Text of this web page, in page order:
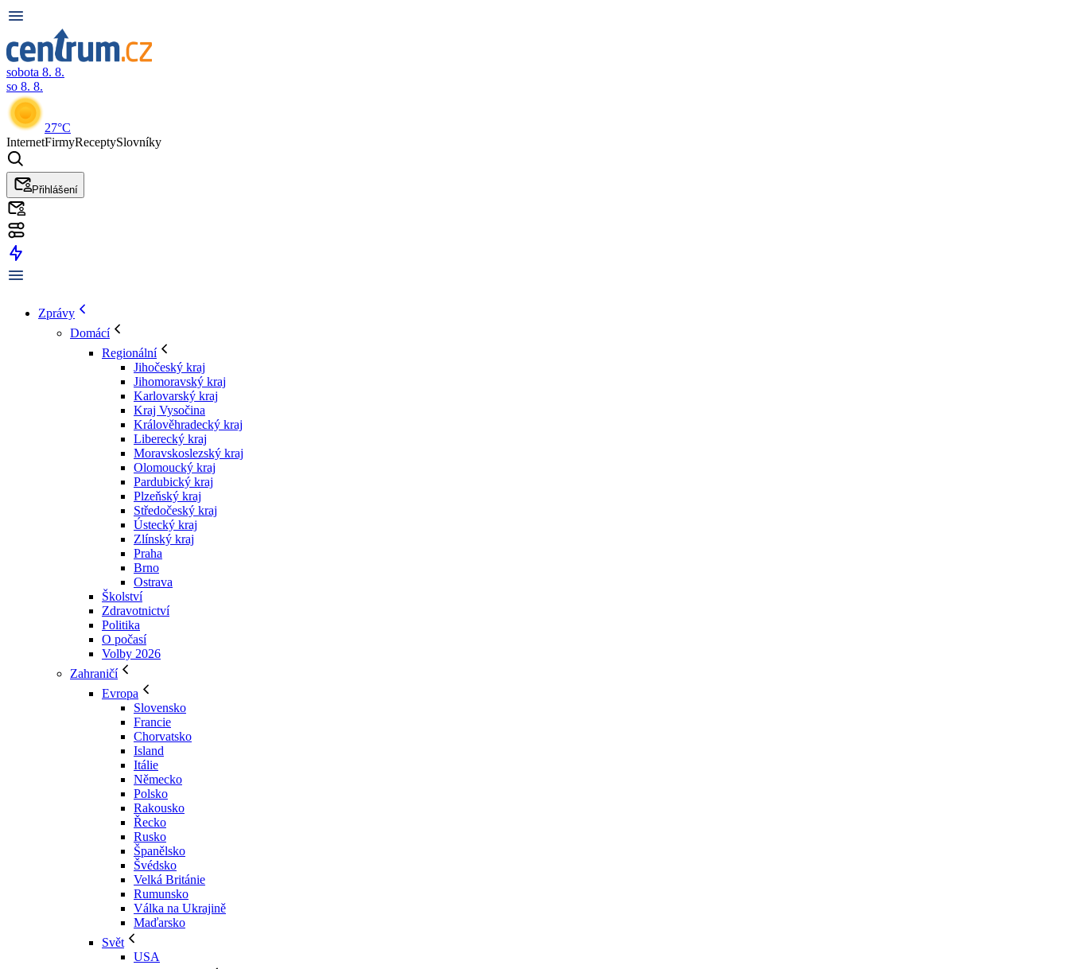
sobota 8. 8.
so 8. 8.
27°C
InternetFirmyReceptySlovníky
Přihlášení
Zprávy
Domácí
Regionální
Jihočeský kraj
Jihomoravský kraj
Karlovarský kraj
Kraj Vysočina
Králověhradecký kraj
Liberecký kraj
Moravskoslezský kraj
Olomoucký kraj
Pardubický kraj
Plzeňský kraj
Středočeský kraj
Ústecký kraj
Zlínský kraj
Praha
Brno
Ostrava
Školství
Zdravotnictví
Politika
O počasí
Volby 2026
Zahraničí
Evropa
Slovensko
Francie
Chorvatsko
Island
Itálie
Německo
Polsko
Rakousko
Řecko
Rusko
Španělsko
Švédsko
Velká Británie
Rumunsko
Válka na Ukrajině
Maďarsko
Svět
USA